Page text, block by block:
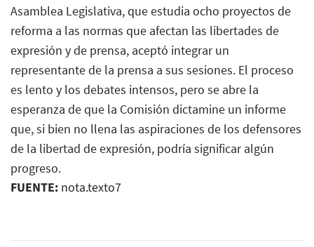
Asamblea Legislativa, que estudia ocho proyectos de
reforma a las normas que afectan las libertades de
expresión y de prensa, aceptó integrar un
representante de la prensa a sus sesiones. El proceso
es lento y los debates intensos, pero se abre la
esperanza de que la Comisión dictamine un informe
que, si bien no llena las aspiraciones de los defensores
de la libertad de expresión, podría significar algún
progreso.
FUENTE: nota.texto7